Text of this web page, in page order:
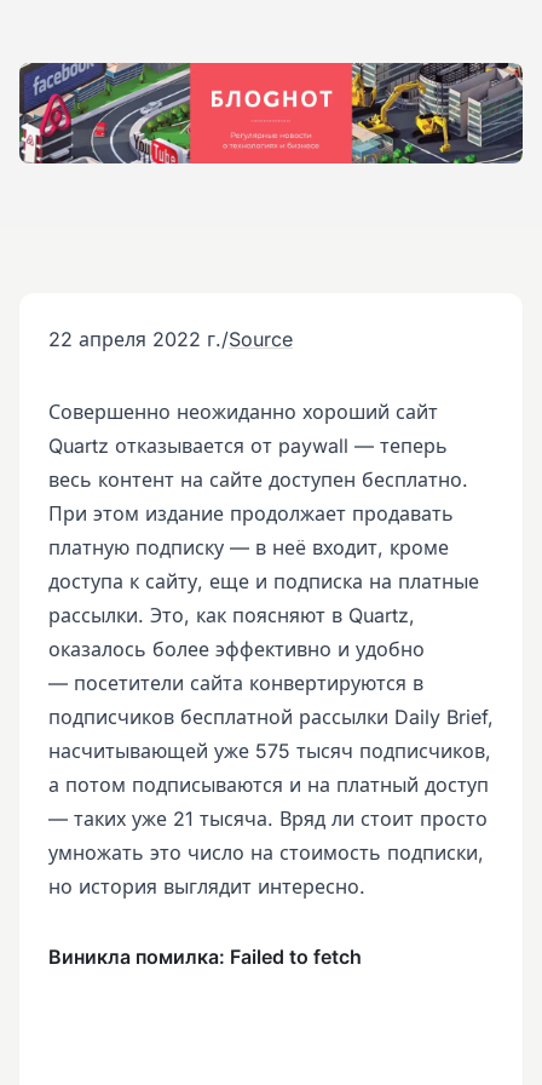
22 апреля 2022 г./Source
Совершенно неожиданно хороший сайт
Quartz отказывается от paywall — теперь
весь контент на сайте доступен бесплатно.
При этом издание продолжает продавать
платную подписку — в неё входит, кроме
доступа к сайту, еще и подписка на платные
рассылки. Это, как поясняют в Quartz,
оказалось более эффективно и удобно
— посетители сайта конвертируются в
подписчиков бесплатной рассылки Daily Brief,
насчитывающей уже 575 тысяч подписчиков,
а потом подписываются и на платный доступ
— таких уже 21 тысяча. Вряд ли стоит просто
умножать это число на стоимость подписки,
но история выглядит интересно.